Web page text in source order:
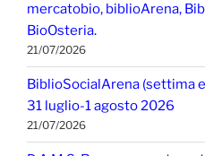
mercatobio, biblioArena,
BioOsteria.
21/07/2026
BiblioSocialArena (settima
31 luglio-1 agosto 2026
21/07/2026